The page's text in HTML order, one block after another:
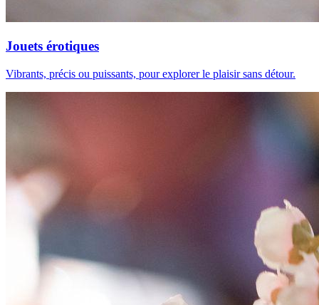
Jouets érotiques
Vibrants, précis ou puissants, pour explorer le plaisir sans détour.